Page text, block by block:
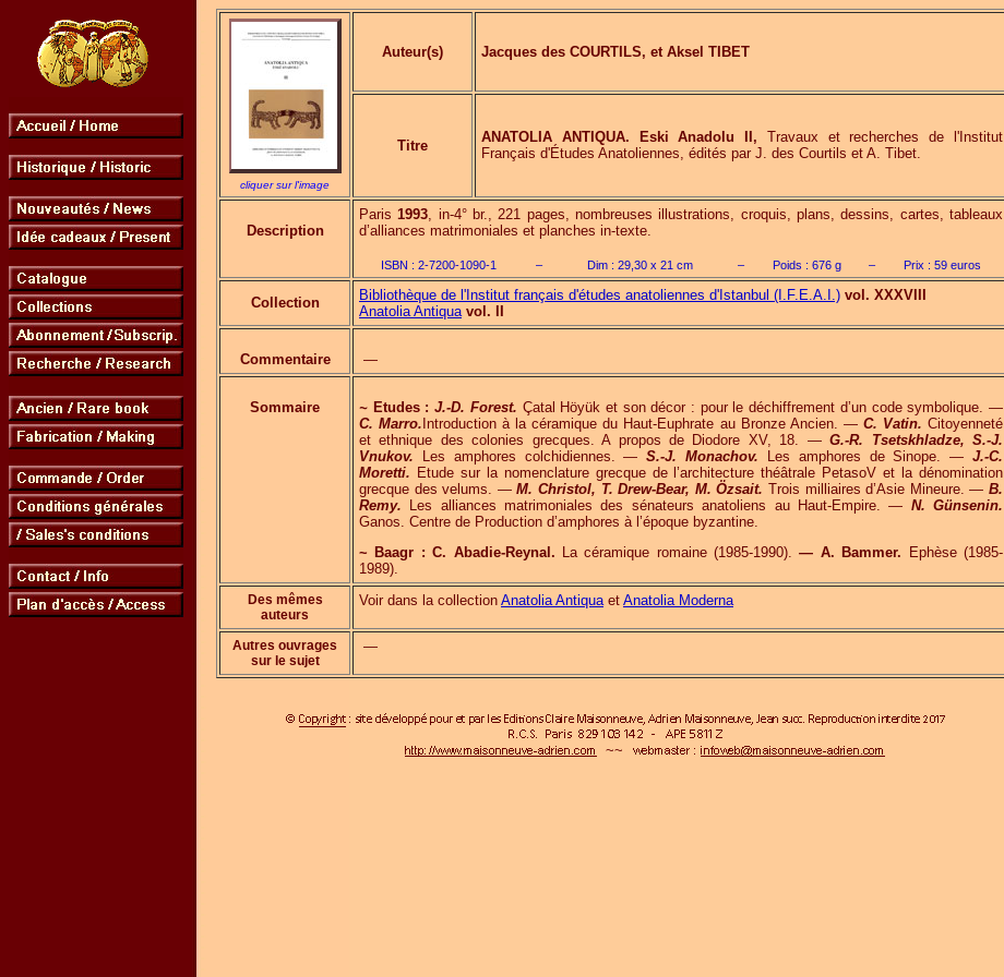
cliquer sur l'image
Auteur(s) Jacques des COURTILS, et Aksel TIBET
Titre
ANATOLIA ANTIQUA. Eski Anadolu II, Travaux et recherches de l'Institut
Français d'Études Anatoliennes, édités par J. des Courtils et A. Tibet.
Description
Paris1993, in-4° br., 221 pages, nombreuses illustrations, croquis, plans, dessins, cartes, tableaux
d’alliances matrimoniales et planches in-texte.
ISBN : 2-7200-1090-1 – Dim : 29,30 x 21 cm – Poids : 676g – Prix : 59 euros
Collection Bibliothèque de l'Institut français d'études anatoliennes d'Istanbul (I.F.E.A.I.) vol. XXXVIII
Anatolia Antiqua vol. II
Commentaire —
Sommaire ~ Etudes :J.-D. Forest. Çatal Höyük et son décor : pour le déchiffrement d’un code symbolique. —
C. Marro. Introduction à la céramique du Haut-Euphrate au Bronze Ancien. — C. Vatin. Citoyenneté
et ethnique des colonies grecques. A propos de Diodore XV, 18. —G.-R. Tsetskhladze, S.-J.
Vnukov. Les amphores colchidiennes. —S.-J. Monachov. Les amphores de Sinope. —J.-C.
Moretti. Etude sur la nomenclature grecque de l’architecture théâtrale PetasoV et la dénomination
grecque des velums. —M. Christol, T. Drew-Bear, M. Özsait. Trois milliaires d’Asie Mineure. —B.
Remy. Les alliances matrimoniales des sénateurs anatoliens au Haut-Empire. — N. Günsenin.
Ganos. Centre de Production d’amphores à l’époque byzantine.
~ Baagr : C. Abadie-Reynal. La céramique romaine (1985-1990). — A. Bammer. Ephèse (1985-
1989).
Des mêmes
auteurs
Voir dans la collection Anatolia Antiquaet Anatolia Moderna
Autres ouvrages
sur le sujet
—
~~